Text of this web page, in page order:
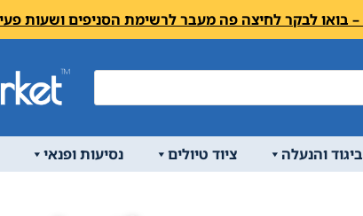
ביגוד והנעלה ציוד טיולים נסיעות ופנאי